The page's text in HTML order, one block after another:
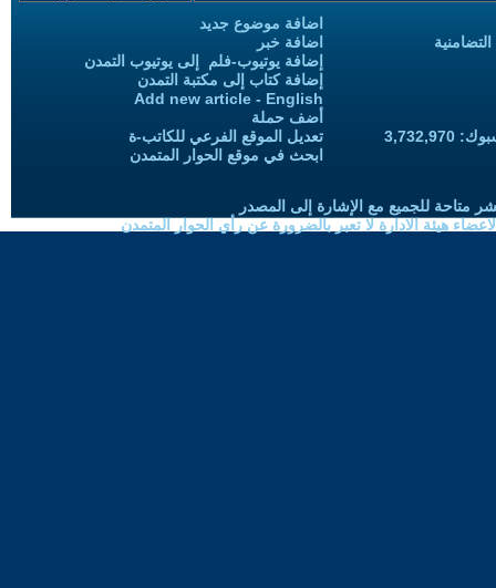
اضافة موضوع جديد
اضافة خبر
إضافة يوتيوب-فلم إلى يوتيوب التمدن
إضافة كتاب إلى مكتبة التمدن
Add new article - English
أضف حملة
تعديل الموقع الفرعي للكاتب-ة
ابحث في موقع الحوار المتمدن
متاحة للجميع مع الإشارة إلى المصدر
هيئة الادارة لا تعبر بالضرورة عن رأي الحوار المتمدن